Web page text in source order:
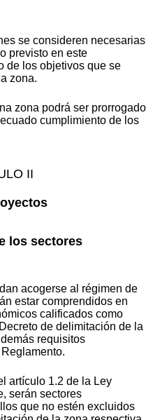
se consideren necesarias
previsto en este
de los objetivos que se
zona.
zona podrá ser prorrogado
cumplimiento de los
II
los sectores
acogerse al régimen de
estar comprendidos en
calificados como
de delimitación de la
requisitos
artículo 1.2 de la Ley
serán sectores
que no estén excluidos